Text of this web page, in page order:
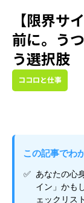
【限界サ
前に。う
う選択肢
ココロと仕事
この記事でわ
あなたの心
イン」かも
ェックリス